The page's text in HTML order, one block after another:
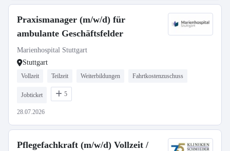
Praxismanager (m/w/d) für
ambulante Geschäftsfelder
Marienhospital Stuttgart
Stuttgart
Vollzeit Teilzeit Weiterbildungen Fahrtkostenzuschuss
Jobticket 5
28.07.2026
Pflegefachkraft (m/w/d) Vollzeit /